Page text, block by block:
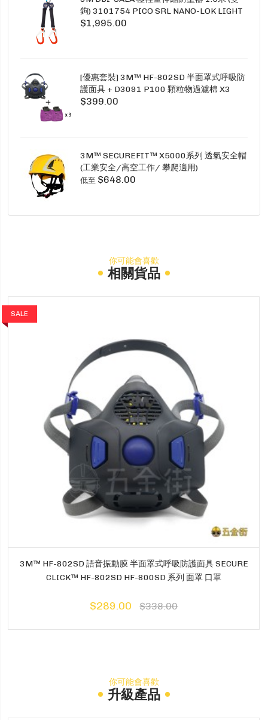
鉤) 3101754 PICO SRL NANO-LOK LIGHT
1.5M TWINS
$1,995.00
[優惠套裝] 3M™ HF-802SD 半面罩式呼吸防
護面具 + D3091 P100 顆粒物過濾棉 X3
SECURE CLICK HF-802SD HF-800SD 系列
$399.00
3M™ SECUREFIT™ X5000系列 透氣安全帽
(工業安全/高空工作/ 攀爬適用)
低至 $648.00
你可能會喜歡
相關貨品
SALE
3M™ HF-802SD 語音振動膜 半面罩式呼吸防護面具 SECURE
CLICK™ HF-802SD HF-800SD 系列 面罩 口罩
$289.00 $338.00
你可能會喜歡
升級產品